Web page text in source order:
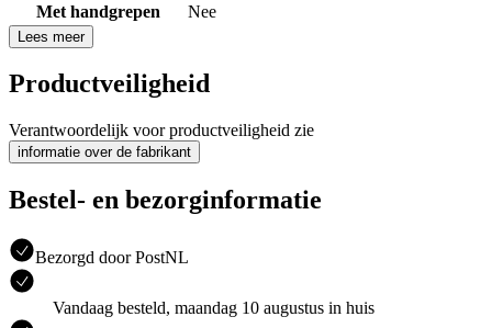
Met handgrepen
Nee
Lees meer
Productveiligheid
Verantwoordelijk voor productveiligheid zie
informatie over de fabrikant
Bestel- en bezorginformatie
Bezorgd door PostNL
Vandaag besteld, maandag 10 augustus in huis